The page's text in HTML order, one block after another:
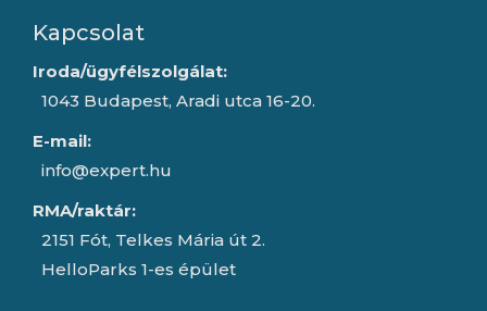
Kapcsolat
Iroda/ügyfélszolgálat:
1043 Budapest, Aradi utca 16-20.
E-mail:
info@expert.hu
RMA/raktár:
2151 Fót, Telkes Mária út 2.
HelloParks 1-es épület